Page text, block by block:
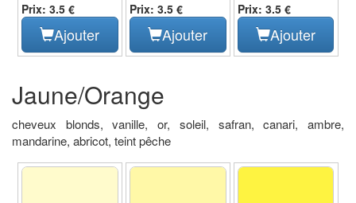
Prix: 3.5 €
Ajouter
Prix: 3.5 €
Ajouter
Prix: 3.5 €
Ajouter
Jaune/Orange
cheveux blonds, vanille, or, soleil, safran, canari, ambre,
mandarine, abricot, teint pêche